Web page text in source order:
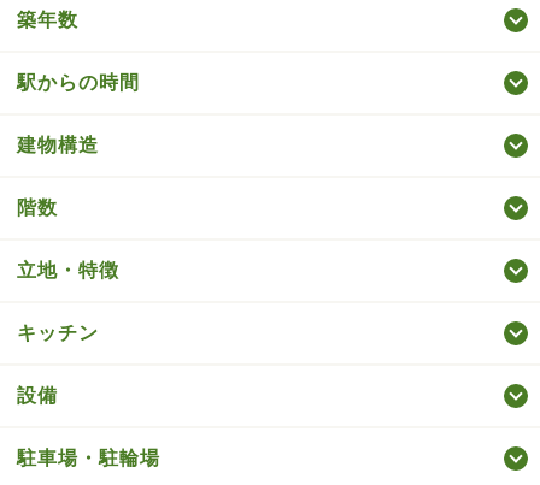
築年数
駅からの時間
建物構造
階数
立地・特徴
キッチン
設備
駐車場・駐輪場